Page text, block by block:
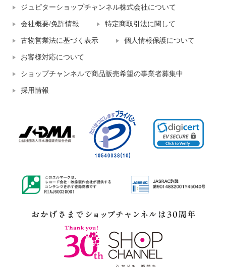
ジュピターショップチャンネル株式会社について
会社概要/免許情報 特定商取引法に関して
古物営業法に基づく表示 個人情報保護について
お客様対応について
ショップチャンネルで商品販売希望の事業者募集中
採用情報